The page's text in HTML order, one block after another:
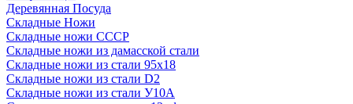
Деревянная Посуда
Складные Ножи
Cкладные ножи СССР
Складные ножи из дамасской стали
Складные ножи из стали 95х18
Складные ножи из стали D2
Складные ножи из стали У10А